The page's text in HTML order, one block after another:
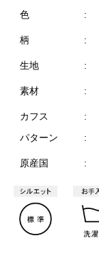
色
柄
生地
素材
カフス
パターン
原産国